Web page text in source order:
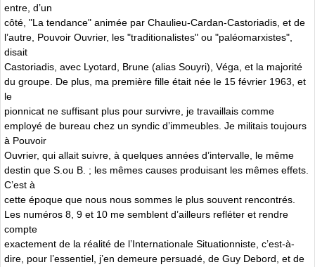
entre, d’un
côté, "La tendance" animée par Chaulieu-Cardan-Castoriadis, et de
l’autre, Pouvoir Ouvrier, les "traditionalistes" ou "paléomarxistes",
disait
Castoriadis, avec Lyotard, Brune (alias Souyri), Véga, et la majorité
du groupe. De plus, ma première fille était née le 15 février 1963, et
le
pionnicat ne suffisant plus pour survivre, je travaillais comme
employé de bureau chez un syndic d’immeubles. Je militais toujours
à Pouvoir
Ouvrier, qui allait suivre, à quelques années d’intervalle, le même
destin que S.ou B. ; les mêmes causes produisant les mêmes effets.
C’est à
cette époque que nous nous sommes le plus souvent rencontrés.
Les numéros 8, 9 et 10 me semblent d’ailleurs refléter et rendre
compte
exactement de la réalité de l’Internationale Situationniste, c’est-à-
dire, pour l’essentiel, j’en demeure persuadé, de Guy Debord, et de